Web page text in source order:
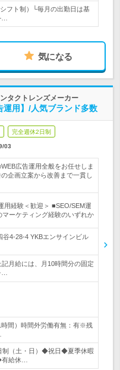
フト制）└毎月の出勤日は基
気になる
タクトレンズメーカー
用】/人気ブランド多数
完全週休2日制
03
広告運用全般をお任せしま
企画立案から改善まで一貫し
用経験＜歓迎＞ ■SEO/SEM運
ーケティング経験のいずれか
谷4-28-4 YKBエンサインビル
月給には、月10時間分の固定
時間）時間外労働有無：有※残
制（土・日）◆祝日◆夏季休暇
給休…